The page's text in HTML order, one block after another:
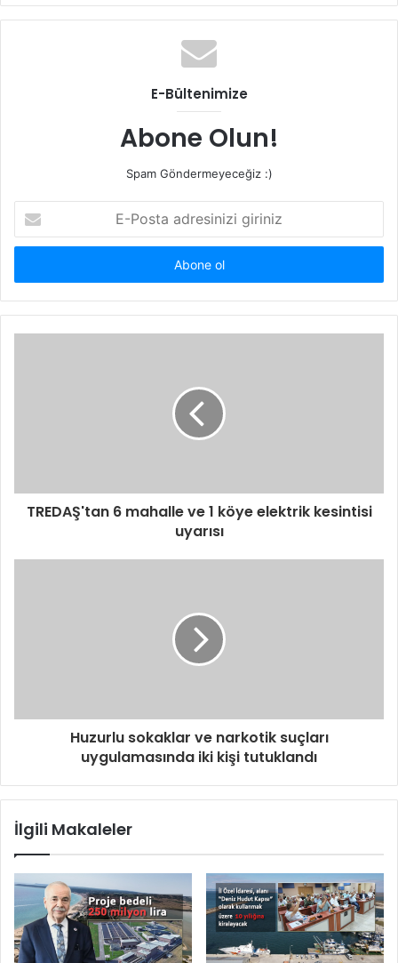
E-Bültenimize
Abone Olun!
Spam Göndermeyeceğiz :)
Posta
adresinizi
TREDAŞ'tan 6 mahalle ve 1 köye elektrik kesintisi
uyarısı
Huzurlu sokaklar ve narkotik suçları
uygulamasında iki kişi tutuklandı
İlgili Makaleler